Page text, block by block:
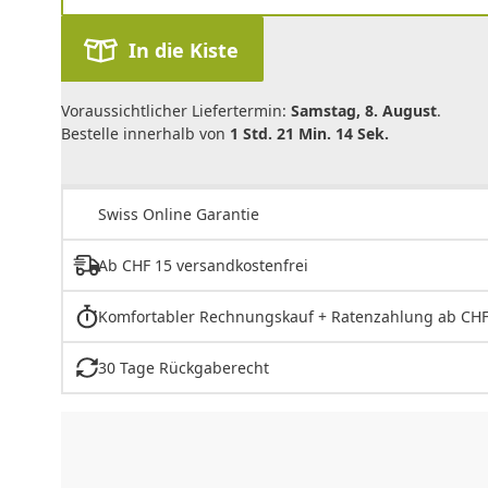
In die Kiste
Voraussichtlicher Liefertermin: Samstag, 8. August.
Bestelle innerhalb von 1 Std. 21 Min. 14 Sek.
Swiss Online Garantie
Ab CHF 15 versandkostenfrei
Komfortabler Rechnungskauf + Ratenzahlung ab
30 Tage Rückgaberecht